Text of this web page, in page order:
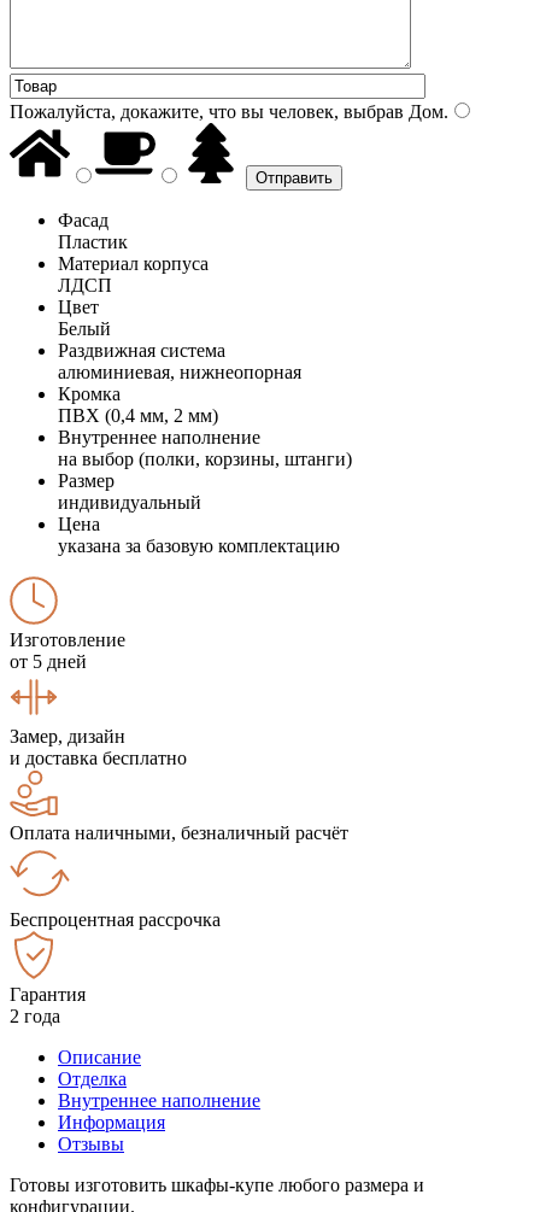
Пожалуйста, докажите, что вы человек, выбрав Дом.
Фасад
Пластик
Материал корпуса
ЛДСП
Цвет
Белый
Раздвижная система
алюминиевая, нижнеопорная
Кромка
ПВХ (0,4 мм, 2 мм)
Внутреннее наполнение
на выбор (полки, корзины, штанги)
Размер
индивидуальный
Цена
указана за базовую комплектацию
Изготовление
от 5 дней
Замер, дизайн
и доставка бесплатно
Оплата наличными, безналичный расчёт
Беспроцентная рассрочка
Гарантия
2 года
Описание
Отделка
Внутреннее наполнение
Информация
Отзывы
Готовы изготовить шкафы-купе любого размера и
конфигурации.